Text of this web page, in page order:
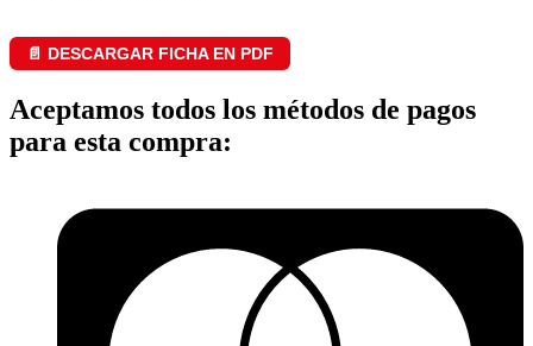
📄 DESCARGAR FICHA EN PDF
Aceptamos todos los métodos de pagos
para esta compra: